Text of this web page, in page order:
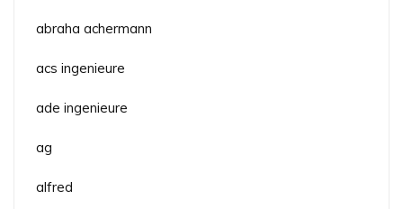
abraha achermann
acs ingenieure
ade ingenieure
ag
alfred